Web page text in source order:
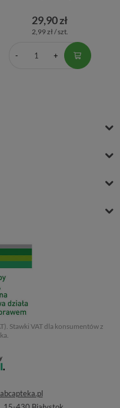
29,90 zł
2,99 zł / szt.
Stawki VAT dla konsumentów z
.